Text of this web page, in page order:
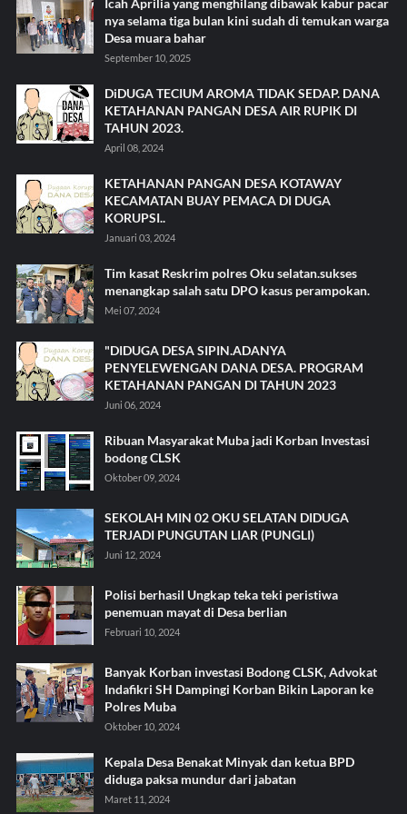
Icah Aprilia yang menghilang dibawak kabur pacar
nya selama tiga bulan kini sudah di temukan warga
Desa muara bahar
September 10, 2025
DiDUGA TECIUM AROMA TIDAK SEDAP. DANA
KETAHANAN PANGAN DESA AIR RUPIK DI
TAHUN 2023.
April 08, 2024
KETAHANAN PANGAN DESA KOTAWAY
KECAMATAN BUAY PEMACA DI DUGA
KORUPSI..
Januari 03, 2024
Tim kasat Reskrim polres Oku selatan.sukses
menangkap salah satu DPO kasus perampokan.
Mei 07, 2024
"DIDUGA DESA SIPIN.ADANYA
PENYELEWENGAN DANA DESA. PROGRAM
KETAHANAN PANGAN DI TAHUN 2023
Juni 06, 2024
Ribuan Masyarakat Muba jadi Korban Investasi
bodong CLSK
Oktober 09, 2024
SEKOLAH MIN 02 OKU SELATAN DIDUGA
TERJADI PUNGUTAN LIAR (PUNGLI)
Juni 12, 2024
Polisi berhasil Ungkap teka teki peristiwa
penemuan mayat di Desa berlian
Februari 10, 2024
Banyak Korban investasi Bodong CLSK, Advokat
Indafikri SH Dampingi Korban Bikin Laporan ke
Polres Muba
Oktober 10, 2024
Kepala Desa Benakat Minyak dan ketua BPD
diduga paksa mundur dari jabatan
Maret 11, 2024